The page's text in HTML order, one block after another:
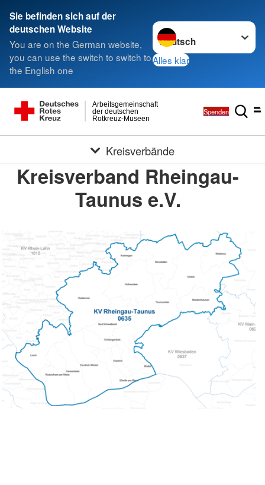
Sie befinden sich auf der
deutschen Website
You are on the German website,
you can use the switch to switch to
the English one
Sprache wechseln zu
Alles klar
Rotkreuz-Museen
der deutschen
Arbeitsgemeinschaft
Spenden
Kreisverbände
Kreisverband Rheingau-
Taunus e.V.